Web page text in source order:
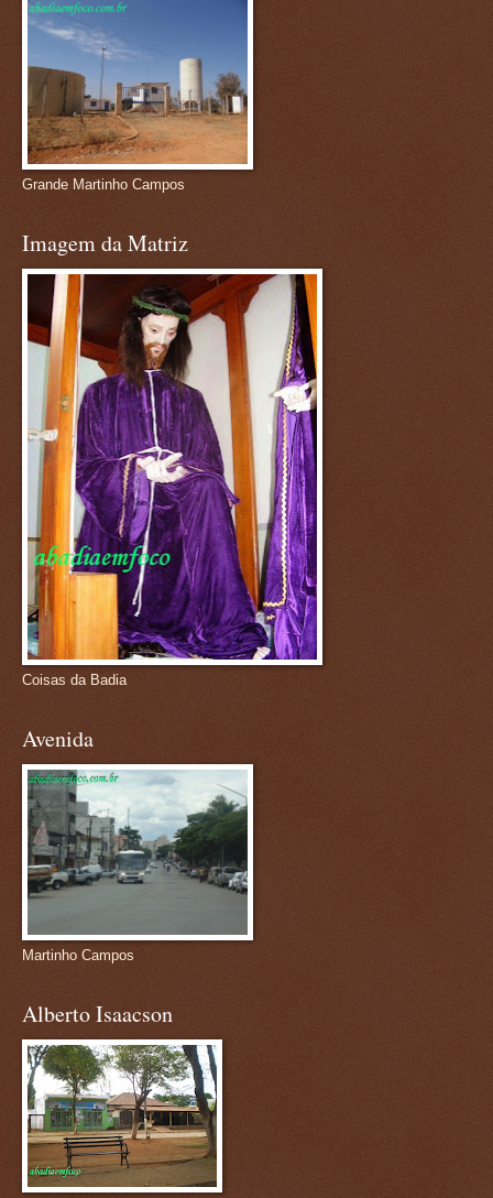
Grande Martinho Campos
Imagem da Matriz
Coisas da Badia
Avenida
Martinho Campos
Alberto Isaacson